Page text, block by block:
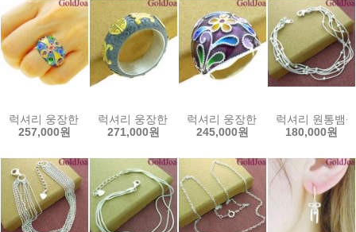
럭셔리 웅장한 칠보 반지 고급 실버반지 (20953r3) 선물인기 할인쿠폰
257,000원
럭셔리 웅장한 유화 통반지 실버반지 (20219r) 골드
271,000원
럭셔리 웅장한 칠보 에폭 실버반
245,000원
럭셔리 원통뱀
180,000원